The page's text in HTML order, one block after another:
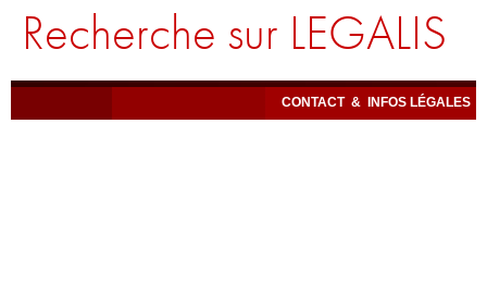
Recherche sur LEGALIS
CONTACT & INFOS LÉGALES